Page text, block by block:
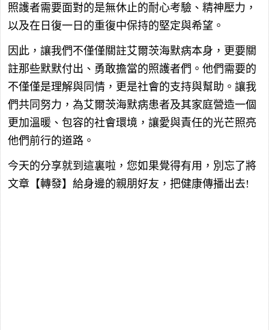
照護者需要面對的是無休止的耐心考驗、精神壓力，
以及在日復一日的重復中保持的堅定與希望。
因此，讓我們不僅僅關註艾爾茨海默病本身，更要關
註那些默默付出、勇敢擔當的照護者們。他們需要的
不僅僅是理解與同情，更是社會的支持與幫助。讓我
們共同努力，為艾爾茨海默病患者及其家庭營造一個
更加溫暖、包容的社會環境，讓愛與責任的光芒照亮
他們前行的道路。
今天的分享就到這裏啦，您如果覺得有用，別忘了將
文章【轉發】給身邊的親朋好友，把健康傳播出去!